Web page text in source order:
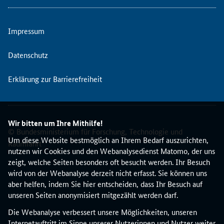
Wir bitten um Ihre Mithilfe!
Um diese Website bestmöglich an Ihrem Bedarf auszurichten,
nutzen wir Cookies und den Webanalysedienst Matomo, der uns
zeigt, welche Seiten besonders oft besucht werden. Ihr Besuch
wird von der Webanalyse derzeit nicht erfasst. Sie können uns
aber helfen, indem Sie hier entscheiden, dass Ihr Besuch auf
unseren Seiten anonymisiert mitgezählt werden darf.
Die Webanalyse verbessert unsere Möglichkeiten, unseren
e
i
e
i
e
,
d
i
e
s
c
h
n
Impressum
Datenschutz
Erklärung zur Barrierefreiheit
© Bundesministerium für Forschung, Technologie und
Raumfahrt